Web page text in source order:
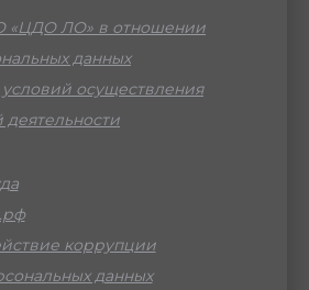
«ЦДО ЛО» в отношении
данных
условий осуществления
деятельности
коррупции
данных